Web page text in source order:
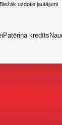
Biežāk uzdotie jautājumi
Patēriņa kredīts